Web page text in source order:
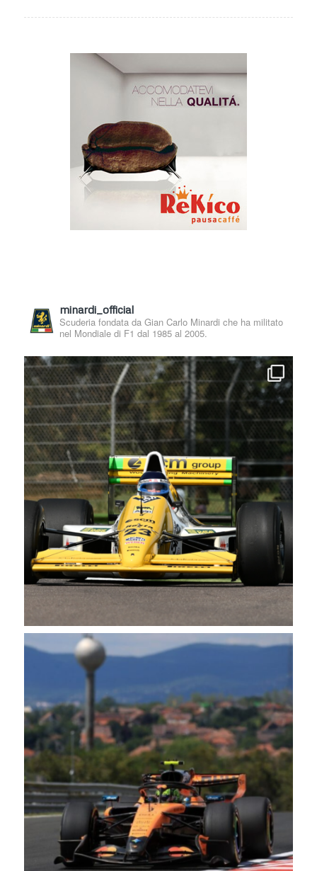
minardi_official
Scuderia fondata da Gian Carlo Minardi che ha militato
nel Mondiale di F1 dal 1985 al 2005.